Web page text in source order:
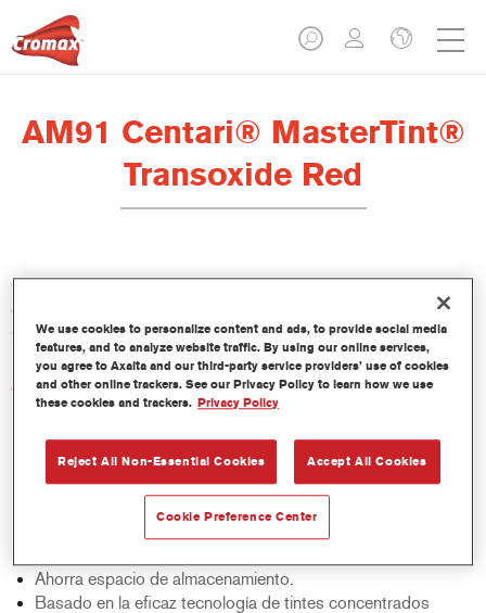
AM91 Centari® MasterTint®
Transoxide Red
Centari Mastertint es un tinte concentrado de base disolvente
que forma parte de las gamas de acabado y bases bicapa
Centari.
Características del producto
Sistema de pintado de base disolvente, único por su
versatilidad y facilidad de uso.
Una sola máquina de mezcla proporciona todas las
calidades de base disolvente: medios y altos sólidos,
acabados y bases bicapa.
Ahorra espacio de almacenamiento.
Basado en la eficaz tecnología de tintes concentrados
We use cookies to personalize content and ads, to provide social media
features, and to analyze website traffic. By using our online services,
you agree to Axalta and our third-party service providers’ use of cookies
and other online trackers. See our Privacy Policy to learn how we use
these cookies and trackers. Privacy Policy
Reject All Non-Essential Cookies Accept All Cookies
Cookie Preference Center